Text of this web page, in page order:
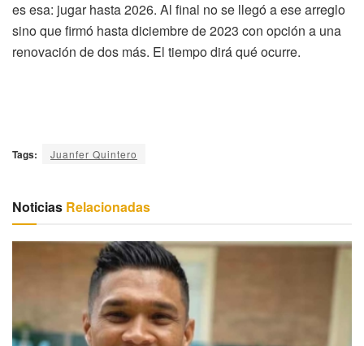
es esa: jugar hasta 2026. Al final no se llegó a ese arreglo
sino que firmó hasta diciembre de 2023 con opción a una
renovación de dos más. El tiempo dirá qué ocurre.
Tags: Juanfer Quintero
Noticias Relacionadas